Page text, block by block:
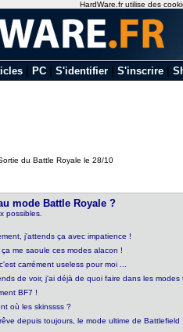
| PC| S'identifier| S'inscrire|
du Battle Royale le 28/10
mode Battle Royale ?
possibles.
j'attends ça avec impatience !
me saoule ces modes alacon !
carrément useless pour moi ...
de voir, j'ai déjà de quoi faire dans les modes
BF7 !
où les skinssss ?
depuis toujours, le mode ultime de Battlefield !
HardWare.fr utilise des